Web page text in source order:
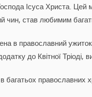
Ісуса Христа.
чин, став любимим
в православний
до Квітної
православних